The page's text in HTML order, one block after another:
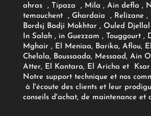
ahras , Tipaza , Mila , Ain defla ,
temouchent , Ghardaia , Relizane ,
Bordsj Badji Mokhtar , Ouled Djellal
In Salah , in Guezzam , Touggourt ,
Mghair , El Meniaa, Barika, Aflou,
Chelala, Boussaada, Messaad, Ain
Atter, El Kantara, El Aricha et Ksar
Notre support technique et nos
à l'écoute des clients et leur
conseils d'achat, de maintenance et